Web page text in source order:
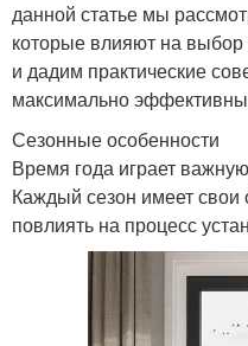
данной статье мы
которые влияют на выбор
и дадим практические
максимально
Сезонные особенности
Время года играет
Каждый сезон имеет свои
повлиять на процесс